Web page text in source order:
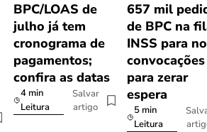
BPC/LOAS de
julho já tem
cronograma de
pagamentos;
confira as datas
4 min
Leitura
Salvar
artigo
657 mil
de BPC na
INSS para
convocações
para zerar
espera
5 min
Leitura